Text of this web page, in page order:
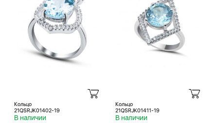
Кольцо
21QSRJK01402-19
В наличии
Кольцо
21QSRJK01411-19
В наличии